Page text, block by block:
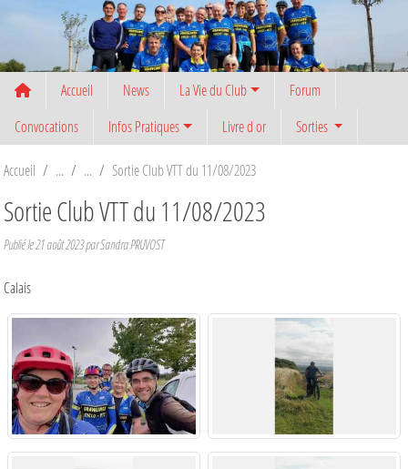
Accueil News La Vie du Club
Forum
Convocations
Infos Pratiques Livre d or Sorties
Accueil Sortie Club VTT du 11/08/2023
Sortie Club VTT du 11/08/2023
Publié le21 août 2023parSandra PRUVOST
Calais
Panneau de gestion des cookies